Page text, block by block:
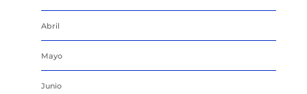
Abril
Mayo
Junio